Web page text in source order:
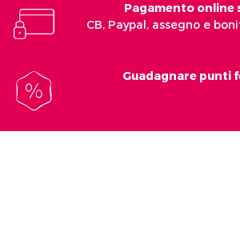
Pagamento online
CB, Paypal, assegno e
Guadagnare punti